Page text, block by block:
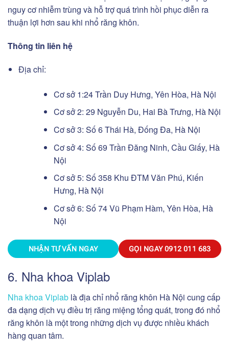
nguy cơ nhiễm trùng và hỗ trợ quá trình hồi phục diễn ra
thuận lợi hơn sau khi nhổ răng khôn.
Thông tin liên hệ
Địa chỉ:
Cơ sở 1:24 Trần Duy Hưng, Yên Hòa, Hà Nội
Cơ sở 2: 29 Nguyễn Du, Hai Bà Trưng, Hà Nội
Cơ sở 3: Số 6 Thái Hà, Đống Đa, Hà Nội
Cơ sở 4: Số 69 Trần Đăng Ninh, Cầu Giấy, Hà
Nội
Cơ sở 5: Số 358 Khu ĐTM Văn Phú, Kiến
Hưng, Hà Nội
Cơ sở 6: Số 74 Vũ Phạm Hàm, Yên Hòa, Hà
Nội
NHẬN TƯ VẤN NGAY GỌI NGAY0912 011 683
6. Nha khoa Viplab
Nha khoa Viplab là địa chỉ nhổ răng khôn Hà Nội cung cấp
đa dạng dịch vụ điều trị răng miệng tổng quát, trong đó nhổ
răng khôn là một trong những dịch vụ được nhiều khách
hàng quan tâm.